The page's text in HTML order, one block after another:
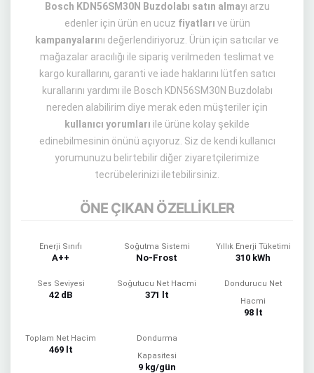
Bosch KDN56SM30N Buzdolabı satın almayı arzu
edenler için ürün en ucuz fiyatları ve ürün
kampanyalarını değerlendiriyoruz. Ürün için satıcılar ve
mağazalar aracılığı ile sipariş verilmeden teslimat ve
kargo kurallarını, garanti ve iade haklarını lütfen satıcı
kurallarını yardımı ile Bosch KDN56SM30N Buzdolabı
nereden alabilirim diye merak eden müşteriler için
kullanıcı yorumları ile ürüne kolay şekilde
edinebilmesinin önünü açıyoruz. Siz de kendi kullanıcı
yorumunuzu belirtebilir diğer ziyaretçilerimize
tecrübelerinizi iletebilirsiniz.
ÖNE ÇIKAN ÖZELLİKLER
Enerji Sınıfı
A++
Soğutma Sistemi
No-Frost
Yıllık Enerji Tüketimi
310 kWh
Ses Seviyesi
42 dB
Soğutucu Net Hacmi
371 lt
Dondurucu Net
Hacmi
98 lt
Toplam Net Hacim
469 lt
Dondurma
Kapasitesi
9 kg/gün